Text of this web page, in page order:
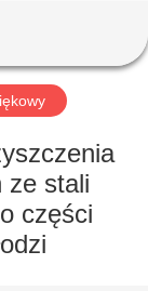
ze stali
części